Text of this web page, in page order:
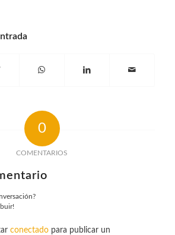
0
COMENTARIOS
conectadopara publicar un